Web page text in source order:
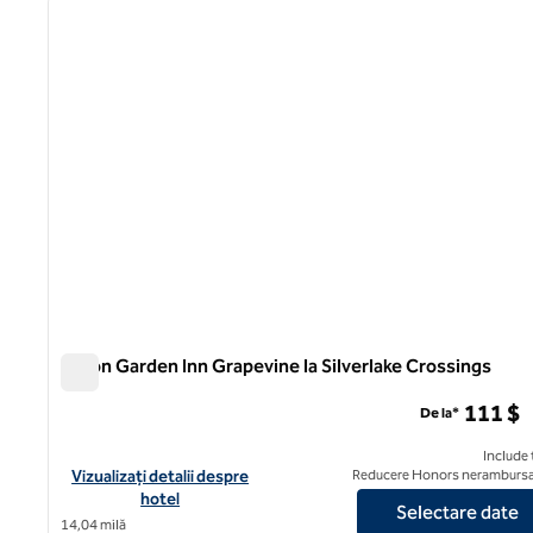
1 din 12
Hilton Garden Inn Grapevine la Silverlake Crossings
Vizualizați detaliile hotelului Hilton Garden Inn Grapevine la
Vizualizați detalii despre
hotel
14,04 milă
De la* 111 $
Include
Reducere Honors
Selectare date